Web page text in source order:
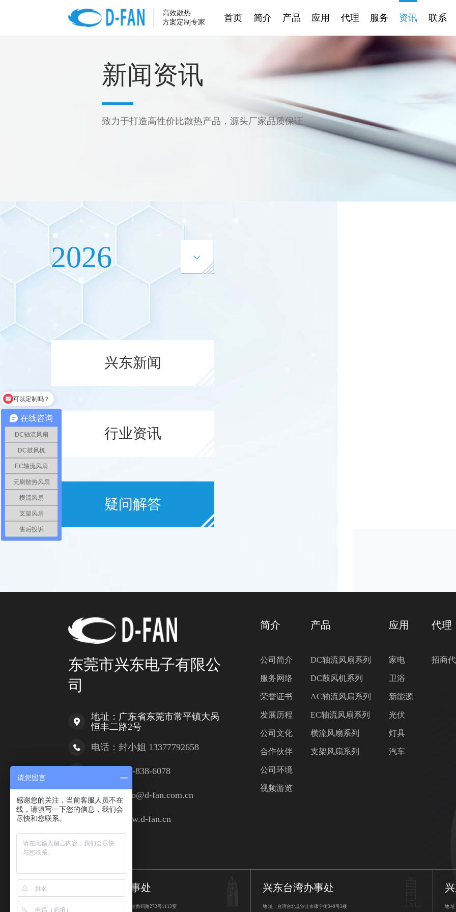
高效散热
方案定制专家
首页 简介 产品 应用 代理 服务 资讯 联系
新闻资讯
致力于打造高性价比散热产品，源头厂家品质保证
2026
兴东新闻
行业资讯
疑问解答
东莞市兴东电子有限公
司
地址：广东省东莞市常平镇大呙
恒丰二路2号
电话：封小姐 13377792658
电话：400-838-6078
邮 箱：info@d-fan.com.cn
网址：www.d-fan.cn
简介
公司简介
服务网络
荣誉证书
发展历程
公司文化
合作伙伴
公司环境
视频游览
产品
DC轴流风扇系列
DC鼓风机系列
AC轴流风扇系列
EC轴流风扇系列
横流风扇系列
支架风扇系列
应用
家电
卫浴
新能源
光伏
灯具
汽车
代理
招商
友情链接：百度
兴东韩国办事处
地 址：韩国首尔特别市九老数码路272号1113室
兴东台湾办事处
地 址：台湾台北县汐止市康宁街340号3楼 地
在线咨询
DC轴流风扇
DC鼓风机
EC轴流风扇
无刷散热风扇
横流风扇
支架风扇
售后投诉
有什么尺寸的？
请您留言
感谢您的关注，当前客服人员不在
线，请填写一下您的信息，我们会
尽快和您联系。